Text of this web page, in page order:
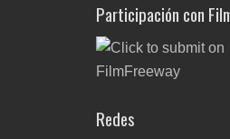
Participación con
Redes